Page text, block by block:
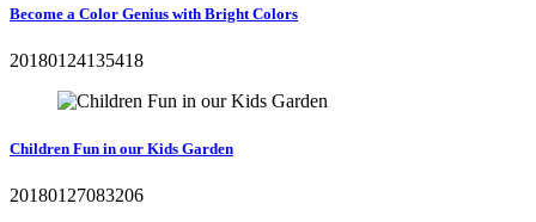
Become a Color Genius with Bright Colors
20180124135418
Children Fun in our Kids Garden
20180127083206